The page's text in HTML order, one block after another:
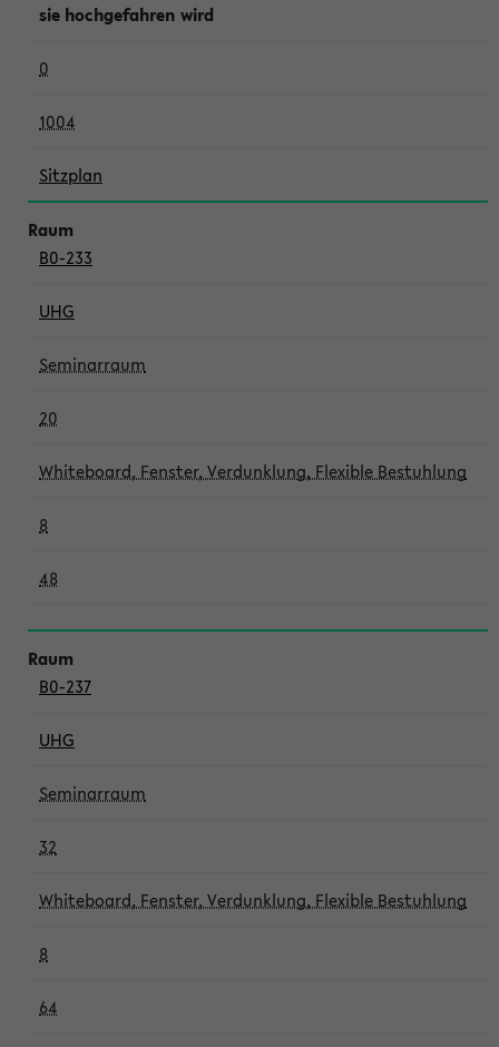
sie hochgefahren wird
0
1004
Sitzplan
B0-233
UHG
Seminarraum
20
Whiteboard, Fenster, Verdunklung, Flexible Bestuhlung
8
48
B0-237
UHG
Seminarraum
32
Whiteboard, Fenster, Verdunklung, Flexible Bestuhlung
8
64